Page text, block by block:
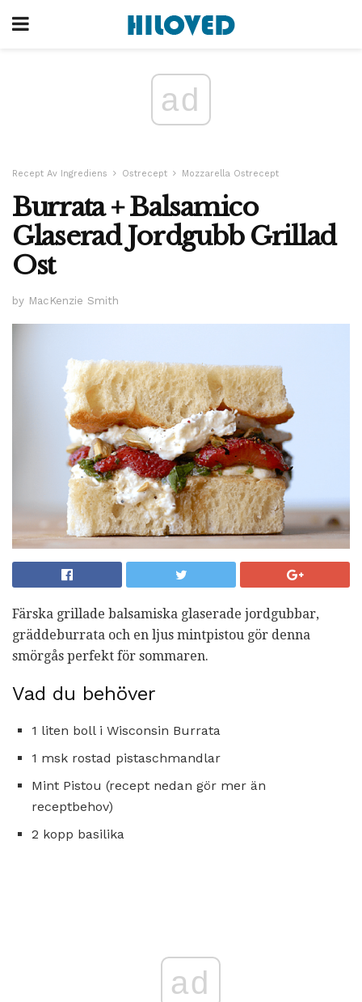
ad
Recept Av Ingrediens Ostrecept Mozzarella Ostrecept
Burrata + Balsamico
Glaserad Jordgubb Grillad
Ost
by MacKenzie Smith
Färska grillade balsamiska glaserade jordgubbar,
gräddeburrata och en ljus mintpistou gör denna
smörgås perfekt för sommaren.
Vad du behöver
1 liten boll i Wisconsin Burrata
1 msk rostad pistaschmandlar
Mint Pistou (recept nedan gör mer än
receptbehov)
2 kopp basilika
ad